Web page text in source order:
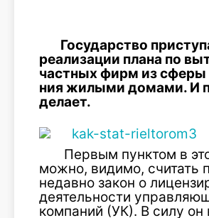
Государство
реализации плана по
частных фирм из сферы
ния жилыми домами. И
делает.
Первым пунктом в
можно, видимо, считать
недавно закон о
деятельности
компаний (УК). В силу он